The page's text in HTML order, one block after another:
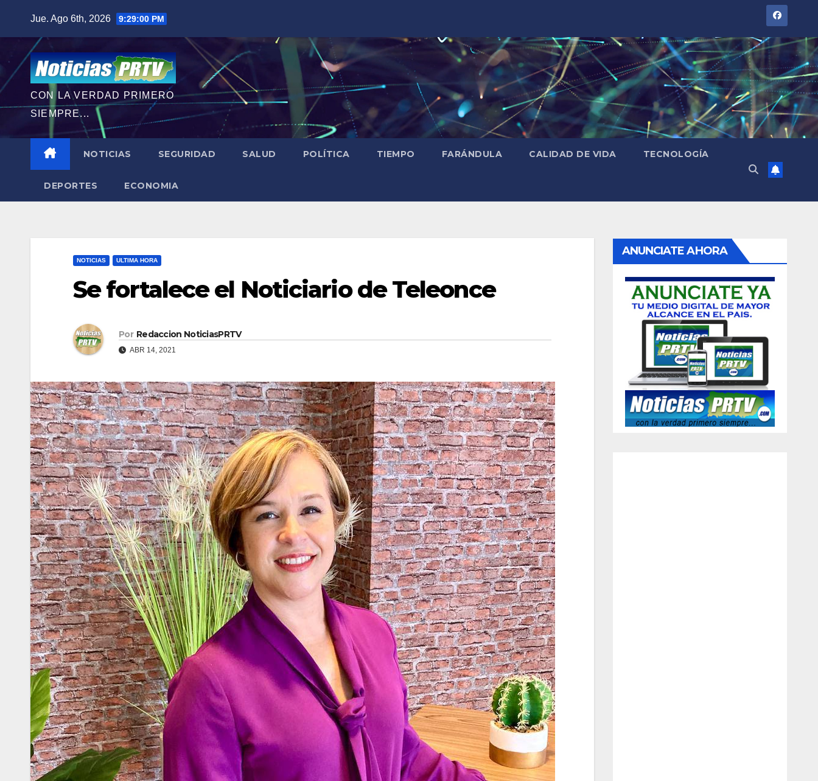
contenido
Jue. Ago 6th, 2026 9:29:02 PM
CON LA VERDAD PRIMERO
SIEMPRE...
NOTICIAS SEGURIDAD SALUD POLÍTICA TIEMPO FARÁNDULA CALIDAD DE VIDA TECNOLOGÍA
DEPORTES ECONOMIA
NOTICIAS ULTIMA HORA
Se fortalece el Noticiario de Teleonce
Por Redaccion NoticiasPRTV
ABR 14, 2021
ANUNCIATE AHORA